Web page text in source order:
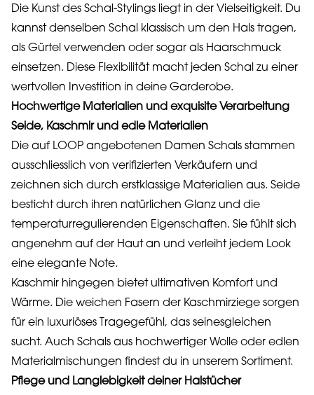
Die Kunst des Schal-Stylings liegt in der Vielseitigkeit. Du
kannst denselben Schal klassisch um den Hals tragen,
als Gürtel verwenden oder sogar als Haarschmuck
einsetzen. Diese Flexibilität macht jeden Schal zu einer
wertvollen Investition in deine Garderobe.
Hochwertige Materialien und exquisite Verarbeitung
Seide, Kaschmir und edle Materialien
Die auf LOOP angebotenen Damen Schals stammen
ausschliesslich von verifizierten Verkäufern und
zeichnen sich durch erstklassige Materialien aus. Seide
besticht durch ihren natürlichen Glanz und die
temperaturregulierenden Eigenschaften. Sie fühlt sich
angenehm auf der Haut an und verleiht jedem Look
eine elegante Note.
Kaschmir hingegen bietet ultimativen Komfort und
Wärme. Die weichen Fasern der Kaschmirziege sorgen
für ein luxuriöses Tragegefühl, das seinesgleichen
sucht. Auch Schals aus hochwertiger Wolle oder edlen
Materialmischungen findest du in unserem Sortiment.
Pflege und Langlebigkeit deiner Halstücher